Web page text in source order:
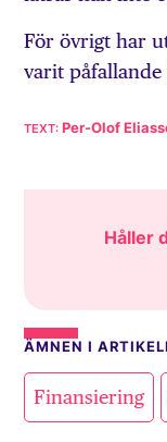
För övrigt har
varit
Per-Olof
Håller
ÄMNEN I
Finansiering